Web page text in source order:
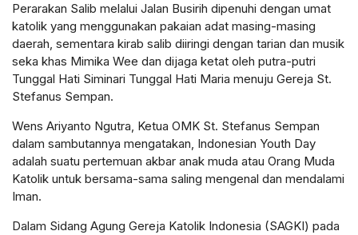
Perarakan Salib melalui Jalan Busirih dipenuhi dengan umat
katolik yang menggunakan pakaian adat masing-masing
daerah, sementara kirab salib diiringi dengan tarian dan musik
seka khas Mimika Wee dan dijaga ketat oleh putra-putri
Tunggal Hati Siminari Tunggal Hati Maria menuju Gereja St.
Stefanus Sempan.
Wens Ariyanto Ngutra, Ketua OMK St. Stefanus Sempan
dalam sambutannya mengatakan, Indonesian Youth Day
adalah suatu pertemuan akbar anak muda atau Orang Muda
Katolik untuk bersama-sama saling mengenal dan mendalami
Iman.
Dalam Sidang Agung Gereja Katolik Indonesia (SAGKI) pada